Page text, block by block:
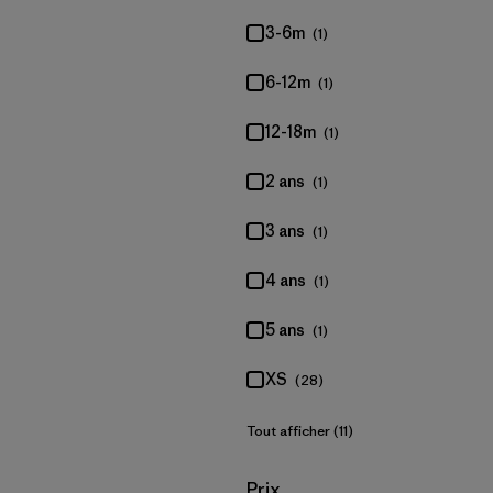
3-6m (1)
6-12m (1)
12-18m (1)
2 ans (1)
3 ans (1)
4 ans (1)
5 ans (1)
XS (28)
Tout afficher (11)